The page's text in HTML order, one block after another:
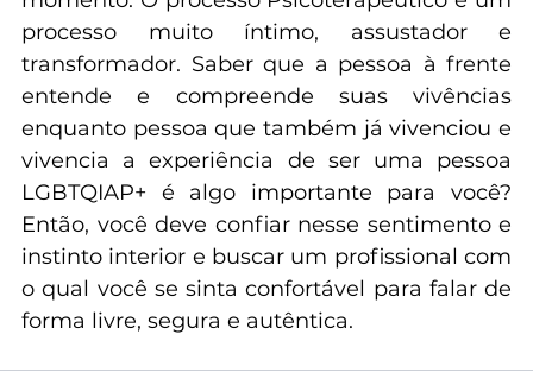
muito de cada pessoa e como ela se sente no
momento. O processo Psicoterapêutico é um
processo muito íntimo, assustador e
transformador. Saber que a pessoa à frente
entende e compreende suas vivências
enquanto pessoa que também já vivenciou e
vivencia a experiência de ser uma pessoa
LGBTQIAP+ é algo importante para você?
Então, você deve confiar nesse sentimento e
instinto interior e buscar um profissional com
o qual você se sinta confortável para falar de
forma livre, segura e autêntica.